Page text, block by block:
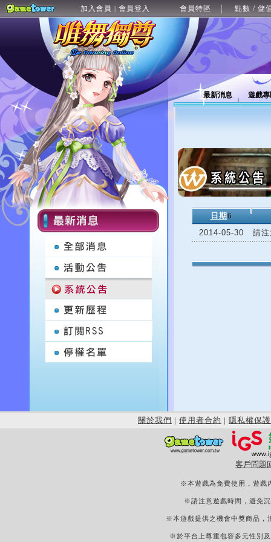
加入會員 | 會員登入 會員特區 點數 / 儲
最新消息 遊戲
日期 6
2014-05-30
請
關於我們 | 使用者合約 | 隱私權保護
客戶問題
※本遊戲為免費使用，遊戲
※請注意遊戲時間，避免
※本遊戲提供之機會中獎商品，
※於平台上尊重包容多元性別